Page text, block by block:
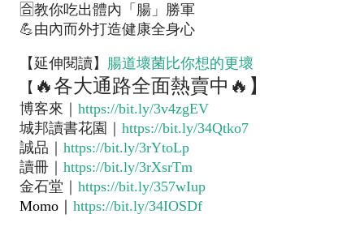
🈴️教你吃出體內「腸」勝軍
💪由內而外打造健康全身心
【延伸閱讀】 腸道壞菌比你想的更壞
【 🔥各大通路全面熱賣中🔥 】
博客來｜ https://bit.ly/3v4zgEV
城邦讀書花園｜ https://bit.ly/34Qtko7
誠品｜ https://bit.ly/3rYtoLp
讀冊｜ https://bit.ly/3rXsrTm
金石堂｜ https://bit.ly/357wIup
Momo
https://bit.ly/34IOSDf